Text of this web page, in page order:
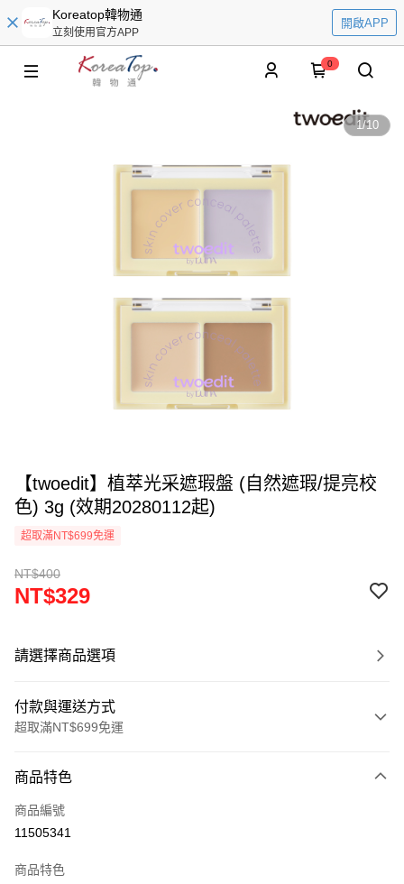
Koreatop韓物通
立刻使用官方APP
開啟APP
0
1/10
【twoedit】植萃光采遮瑕盤 (自然遮瑕/提亮校
色) 3g (效期20280112起)
超取滿NT$699免運
NT$400
NT$329
請選擇商品選項
付款與運送方式
超取滿NT$699免運
信用卡一次付款
LINE Pay
商品特色
商品編號
11505341
商品特色